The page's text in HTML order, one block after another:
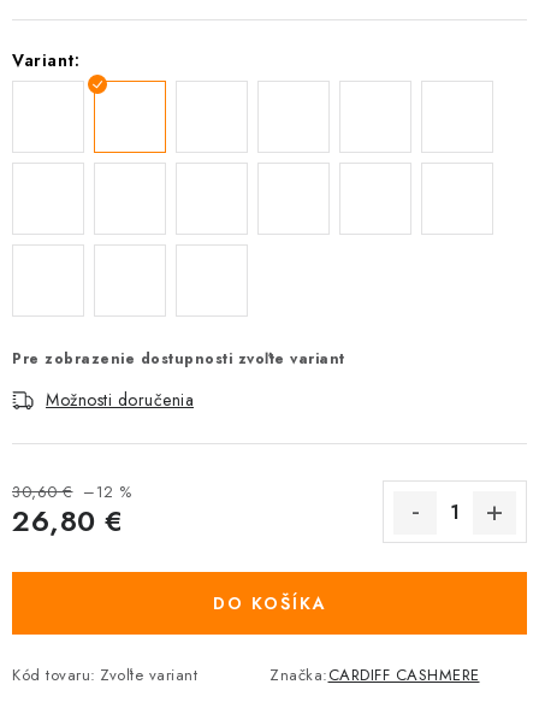
Variant:
Pre zobrazenie dostupnosti zvoľte variant
Možnosti doručenia
30,60 € –12 %
26,80 €
DO KOŠÍKA
Kód tovaru: Zvoľte variant Značka:CARDIFF CASHMERE